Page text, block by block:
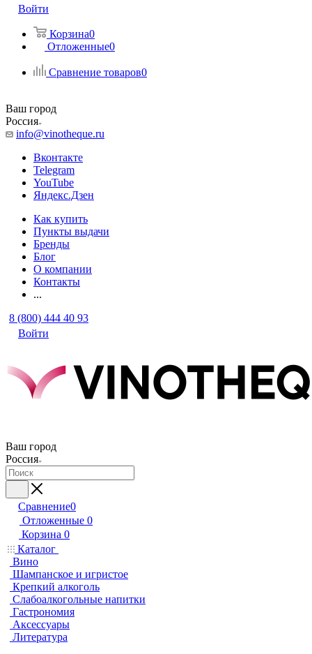
Войти
Корзина0
Отложенные0
Сравнение товаров0
Ваш город
Россия
info@vinotheque.ru
Вконтакте
Telegram
YouTube
Яндекс.Дзен
Как купить
Пункты выдачи
Бренды
Блог
О компании
Контакты
...
8 (800) 444 40 93
Войти
Ваш город
Россия
Сравнение0
Отложенные 0
Корзина 0
Каталог
Вино
Шампанское и игристое
Крепкий алкоголь
Слабоалкогольные напитки
Гастрономия
Аксессуары
Литература